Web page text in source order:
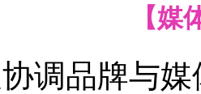
【媒
调品牌与